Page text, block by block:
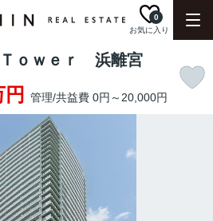
お気に入り
0
ｏｗｅｒ 浜離宮
管理/共益費 0円～20,000円